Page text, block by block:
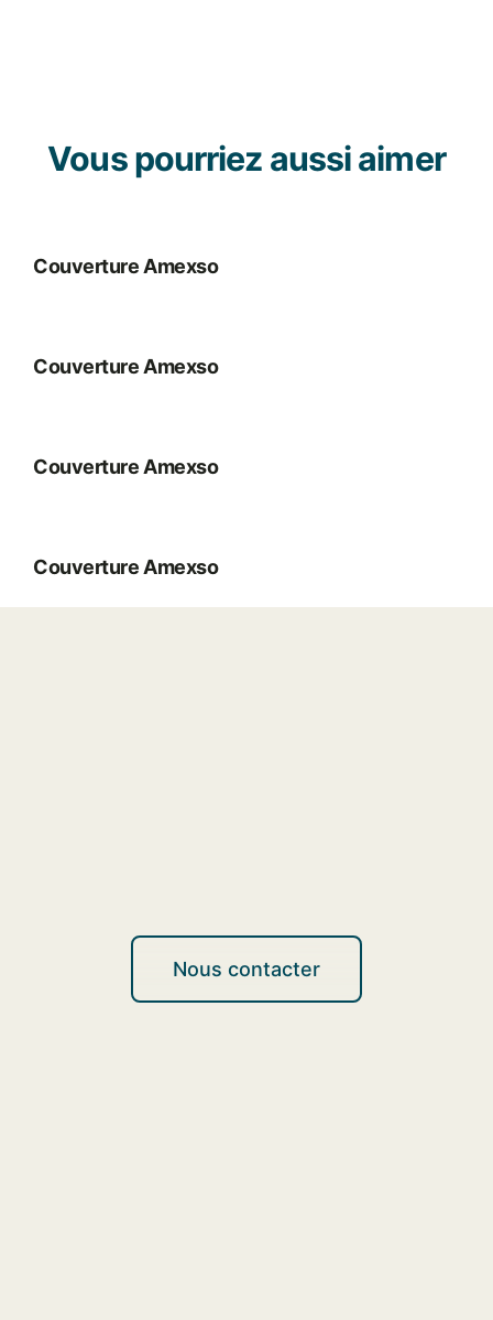
Vous pourriez aussi aimer
Couverture Amexso
Couverture Amexso
Couverture Amexso
Couverture Amexso
Nous contacter